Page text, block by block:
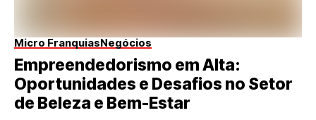
Micro FranquiasNegócios
Empreendedorismo em Alta:
Oportunidades e Desafios no Setor
de Beleza e Bem-Estar